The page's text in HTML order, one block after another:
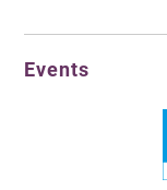
Events